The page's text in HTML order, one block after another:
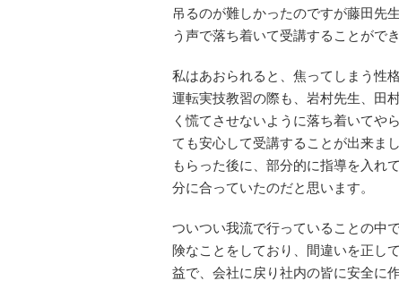
吊るのが難しかったのですが藤田先
う声で落ち着いて受講することができ
私はあおられると、焦ってしまう性
運転実技教習の際も、岩村先生、田
く慌てさせないように落ち着いてや
ても安心して受講することが出来ま
もらった後に、部分的に指導を入れ
分に合っていたのだと思います。
ついつい我流で行っていることの中
険なことをしており、間違いを正し
益で、会社に戻り社内の皆に安全に